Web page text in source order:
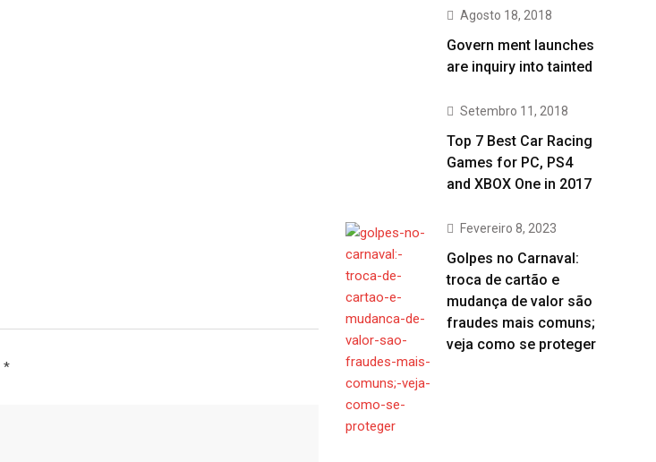
*
Agosto 18, 2018
Govern ment launches
are inquiry into tainted
Setembro 11, 2018
Top 7 Best Car Racing
Games for PC, PS4
and XBOX One in 2017
Fevereiro 8, 2023
Golpes no Carnaval:
troca de cartão e
mudança de valor são
fraudes mais comuns;
veja como se proteger